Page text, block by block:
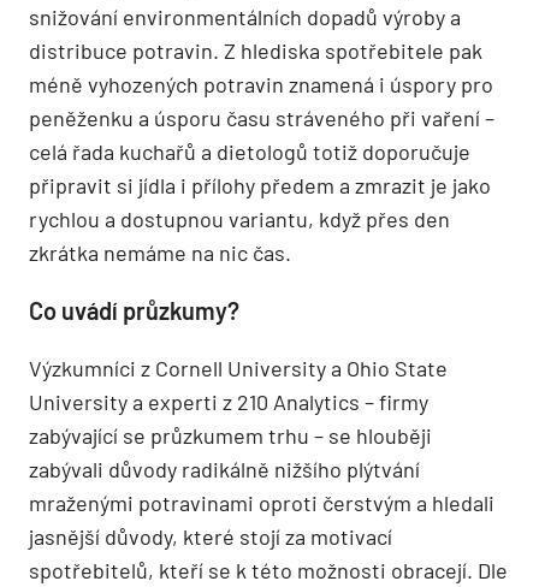
snižování environmentálních dopadů výroby a
distribuce potravin. Z hlediska spotřebitele pak
méně vyhozených potravin znamená i úspory pro
peněženku a úsporu času stráveného při vaření –
celá řada kuchařů a dietologů totiž doporučuje
připravit si jídla i přílohy předem a zmrazit je jako
rychlou a dostupnou variantu, když přes den
zkrátka nemáme na nic čas.
Co uvádí průzkumy?
Výzkumníci z Cornell University a Ohio State
University a experti z 210 Analytics – firmy
zabývající se průzkumem trhu – se hlouběji
zabývali důvody radikálně nižšího plýtvání
mraženými potravinami oproti čerstvým a hledali
jasnější důvody, které stojí za motivací
spotřebitelů, kteří se k této možnosti obracejí. Dle